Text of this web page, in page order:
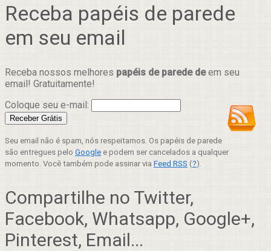
Receba papéis de parede
em seu email
Receba nossos melhores papéis de parede deem seu
email! Gratuitamente!
Coloque seu e-mail:
Seu email não é spam, nós respeitamos. Os papéis de parede
são entregues pelo Google e podem ser cancelados a qualquer
momento. Você também pode assinar via Feed RSS (?).
Compartilhe no Twitter,
Facebook, Whatsapp, Google+,
Pinterest, Email...